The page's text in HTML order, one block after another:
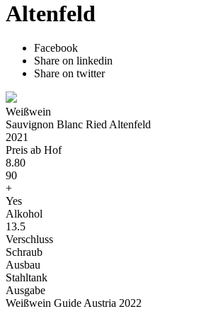
Altenfeld
Facebook
Share on linkedin
Share on twitter
Weißwein
Sauvignon Blanc Ried Altenfeld
2021
Preis ab Hof
8.80
90
+
Yes
Alkohol
13.5
Verschluss
Schraub
Ausbau
Stahltank
Ausgabe
Weißwein Guide Austria 2022